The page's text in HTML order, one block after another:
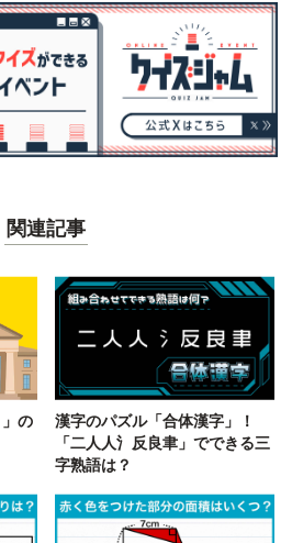
関連記事
の
漢字のパズル「合体漢字」！
「二人人氵反良聿」でできる三
字熟語は？